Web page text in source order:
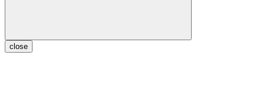
close